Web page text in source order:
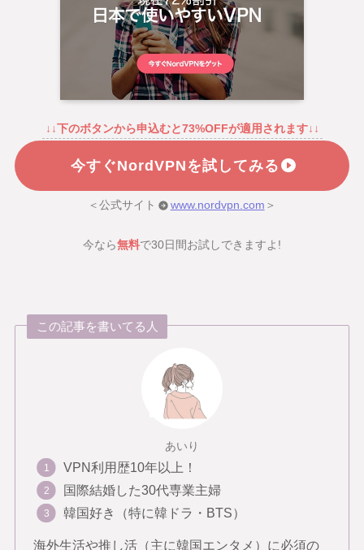
↓↓下のボタンから申込むと73%OFFが適用されます↓↓
今すぐNordVPNを試してみる
＜公式サイト www.nordvpn.com ＞
今なら無料で30日間お試しできますよ!
この記事を書いてる人
あいり
VPN利用歴10年以上！
国際結婚した30代専業主婦
韓国好き（特に韓ドラ・BTS）
海外生活や推し活（主に韓国エンタメ）に必須の